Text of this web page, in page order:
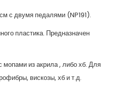
с двумя педалями (NP191).
пластика. Предназначен
мопами из акрила , либо хб. Для
вискозы, хб и т.д.